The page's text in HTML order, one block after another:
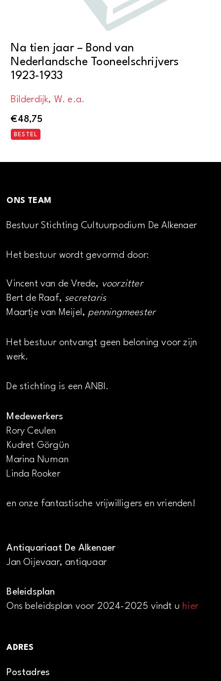
Na tien jaar – Bond van
Nederlandsche Tooneelschrijvers
1923-1933
Bilderdijk, W. e.a.
€48,75
BESTEL
ONS TEAM
Bestuur Stichting Cultuurpodium De Alkenaer
Het bestuur wordt gevormd door:
Vincent van de Vrede, voorzitter
Bert de Raaf, secretaris
Maartje van Meijel, penningmeester
Het bestuur ontvangt geen beloning voor zijn
werk.
De stichting is een ANBI.
Medewerkers
Rory Ceulen
Kudret Görgün
Marina Numan
Linda Rooker
en onze fantastische vrijwilligers en vrienden!
Antiquariaat De Alkenaer
Jan Oijevaar, antiquaar
Beleidsplan
Ons beleidsplan voor 2024-2025 vindt uhier
ADRES
Postadres